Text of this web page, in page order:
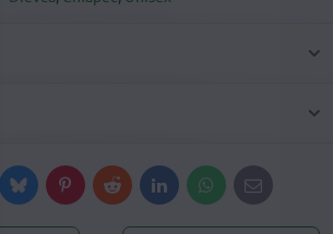
BlueskyPinterestRedditLinkedInWhatsApp
E-
mail